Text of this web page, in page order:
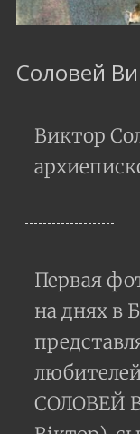
Соловей
Виктор
Первая
на днях в
СОЛОВЕЙ